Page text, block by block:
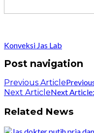
Konveksi Jas Lab
Post navigation
Previous Article
Next ArticleNext Article:
Related News